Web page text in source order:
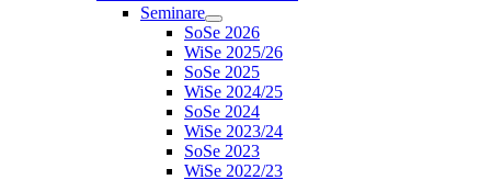
Seminare
SoSe 2026
WiSe 2025/26
SoSe 2025
WiSe 2024/25
SoSe 2024
WiSe 2023/24
SoSe 2023
WiSe 2022/23